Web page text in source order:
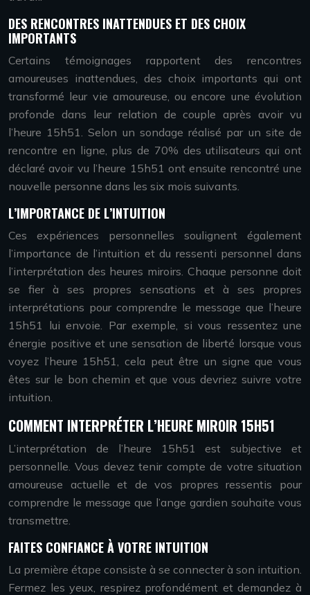
DES RENCONTRES INATTENDUES ET DES CHOIX
IMPORTANTS
Certains témoignages rapportent des rencontres
amoureuses inattendues, des choix importants qui ont
transformé leur vie amoureuse, ou encore une évolution
profonde dans leur relation de couple après avoir vu
l’heure 15h51. Selon un sondage réalisé par un site de
rencontre en ligne, plus de 70% des utilisateurs qui ont
déclaré avoir vu l’heure 15h51 ont ensuite rencontré une
nouvelle personne dans les six mois suivants.
L’IMPORTANCE DE L’INTUITION
Ces expériences personnelles soulignent également
l’importance de l’intuition et du ressenti personnel dans
l’interprétation des heures miroirs. Chaque personne doit
se fier à ses propres sensations et à ses propres
interprétations pour comprendre le message que l’heure
15h51 lui envoie. Par exemple, si vous ressentez une
énergie positive et une sensation de liberté lorsque vous
voyez l’heure 15h51, cela peut être un signe que vous
êtes sur le bon chemin et que vous devriez suivre votre
intuition.
COMMENT INTERPRÉTER L’HEURE MIROIR 15H51
L’interprétation de l’heure 15h51 est subjective et
personnelle. Vous devez tenir compte de votre situation
amoureuse actuelle et de vos propres ressentis pour
comprendre le message que l’ange gardien souhaite vous
transmettre.
FAITES CONFIANCE À VOTRE INTUITION
La première étape consiste à se connecter à son intuition.
Fermez les yeux, respirez profondément et demandez à